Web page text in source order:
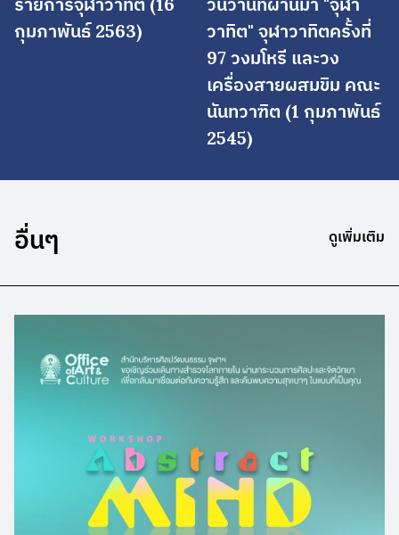
กุมภาพันธ์ 2563)
วาทิต" จุฬาวาทิตครั้งที่
97 วงมโหรี และวง
เครื่องสายผสมขิม คณะ
นันทวาฑิต (1 กุมภาพันธ์
2545)
อื่นๆ ดูเพิ่มเติม